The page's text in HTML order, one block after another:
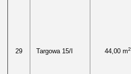
29 Targowa 15/I 44,00 m2